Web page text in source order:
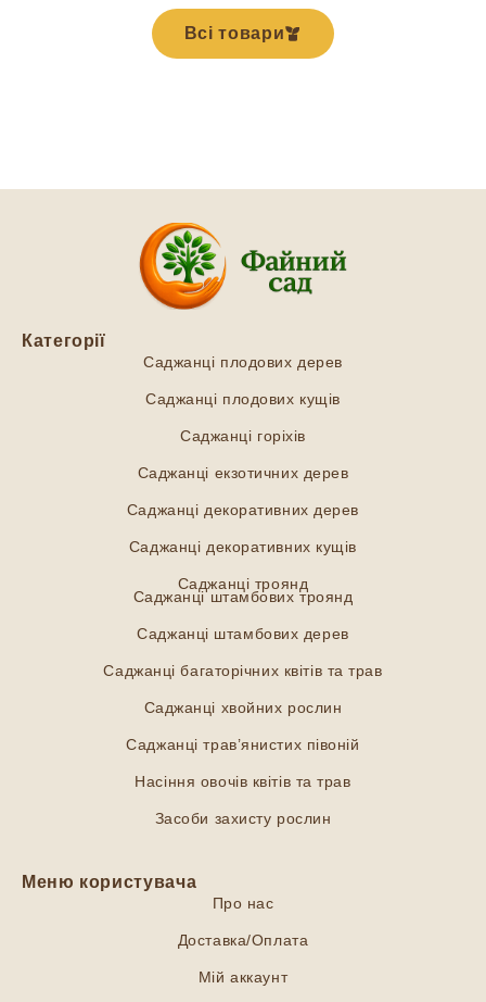
Всі товари
Категорії
Саджанці плодових дерев
Саджанці плодових кущів
Саджанці горіхів
Саджанці екзотичних дерев
Саджанці декоративних дерев
Саджанці декоративних кущів
Саджанці троянд
Саджанці штамбових троянд
Саджанці штамбових дерев
Саджанці багаторічних квітів та трав
Саджанці хвойних рослин
Саджанці трав’янистих півоній
Насіння овочів квітів та трав
Засоби захисту рослин
Меню користувача
Про нас
Доставка/Оплата
Мій аккаунт